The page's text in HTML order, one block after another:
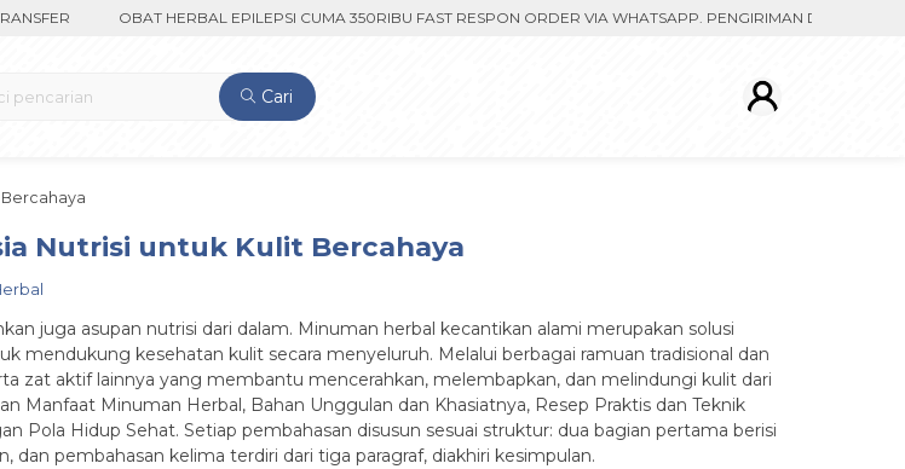
OBAT HERBAL EPILEPSI CUMA 350RIBU FAST RESPON ORDER VIA WHATSAPP. PENGIRIMAN DIPROSES
Cari
Nutrisi untuk Kulit Bercahaya
juga asupan nutrisi dari dalam. Minuman herbal kecantikan alami merupakan solusi
mendukung kesehatan kulit secara menyeluruh. Melalui berbagai ramuan tradisional dan
zat aktif lainnya yang membantu mencerahkan, melembapkan, dan melindungi kulit dari
Manfaat Minuman Herbal, Bahan Unggulan dan Khasiatnya, Resep Praktis dan Teknik
Pola Hidup Sehat. Setiap pembahasan disusun sesuai struktur: dua bagian pertama berisi
pembahasan kelima terdiri dari tiga paragraf, diakhiri kesimpulan.